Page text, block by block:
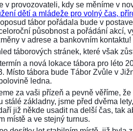
v provozovateli, kdy se měníme v
dětí a mládeže pro volný čas,
tábor pořádala bude v
působnost a pořádání akcí,
v adrese a bankovním kontaktu!
táborových stránek, které však
a nová lokace tábora pro léto
Místo tábora bude Tábor Zvůle v
ledna.
za vaši přízeň a pevně věříme,
stálé základny, jsme před dvěma
již někde usadit na delší čas, tak
místě a ve stejný turnus.